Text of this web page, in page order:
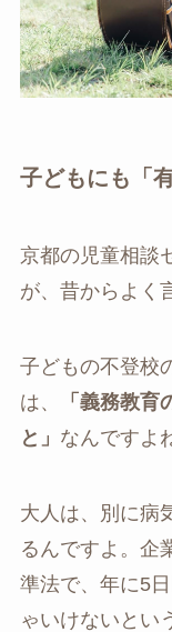
子どもにも「
京都の児童相談
が、昔からよく
子どもの不登校
は、
「義務教
と」 なんですよ
大人は、別に病
るんですよ。企
準法で、年に5
ゃいけないとい